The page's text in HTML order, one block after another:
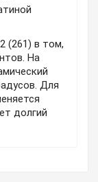
(261) в том,
На
Для
долгий